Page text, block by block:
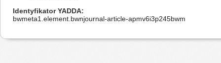
Identyfikator YADDA
bwmeta1.element.bwnjournal-article-apmv6i3p245bwm